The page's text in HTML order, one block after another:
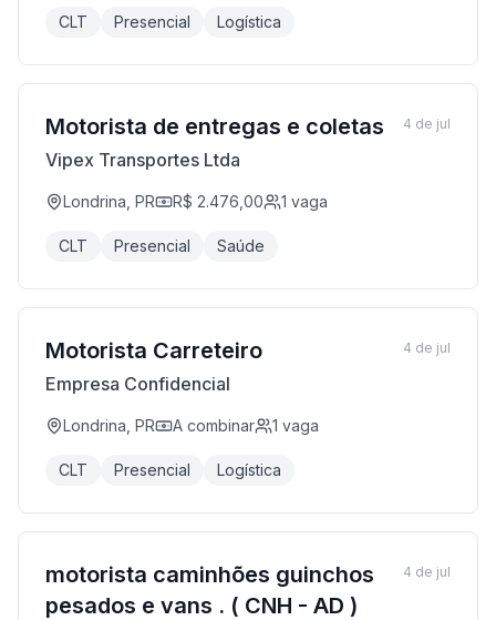
CLT Presencial Logística
Motorista de entregas e coletas
Vipex Transportes Ltda
Londrina, PR R$ 2.476,00 1 vaga
CLT Presencial Saúde
4 de jul
Motorista Carreteiro
Empresa Confidencial
Londrina, PR A combinar 1 vaga
CLT Presencial Logística
4 de jul
motorista caminhões guinchos
pesados e vans . ( CNH - AD )
4 de jul